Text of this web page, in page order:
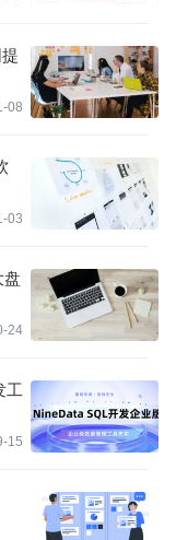
08
03
盘
24
工
15